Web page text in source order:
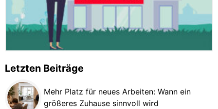
Letzten Beiträge
Mehr Platz für neues Arbeiten: Wann ein
größeres Zuhause sinnvoll wird